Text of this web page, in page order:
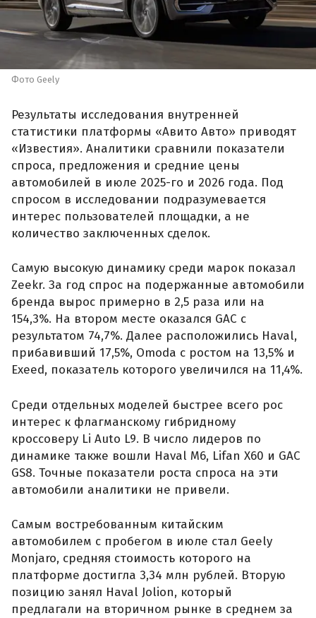
Фото Geely
Результаты исследования внутренней
статистики платформы «Авито Авто» приводят
«Известия». Аналитики сравнили показатели
спроса, предложения и средние цены
автомобилей в июле 2025-го и 2026 года. Под
спросом в исследовании подразумевается
интерес пользователей площадки, а не
количество заключенных сделок.
Самую высокую динамику среди марок показал
Zeekr. За год спрос на подержанные автомобили
бренда вырос примерно в 2,5 раза или на
154,3%. На втором месте оказался GAC с
результатом 74,7%. Далее расположились Haval,
прибавивший 17,5%, Omoda с ростом на 13,5% и
Exeed, показатель которого увеличился на 11,4%.
Среди отдельных моделей быстрее всего рос
интерес к флагманскому гибридному
кроссоверу Li Auto L9. В число лидеров по
динамике также вошли Haval M6, Lifan X60 и GAC
GS8. Точные показатели роста спроса на эти
автомобили аналитики не привели.
Самым востребованным китайским
автомобилем с пробегом в июле стал Geely
Monjaro, средняя стоимость которого на
платформе достигла 3,34 млн рублей. Вторую
позицию занял Haval Jolion, который
предлагали на вторичном рынке в среднем за